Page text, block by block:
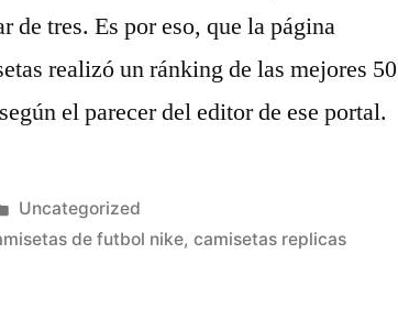
de tres. Es por eso, que la página
realizó un ránking de las mejores 50
el parecer del editor de ese portal.
Publicado
en
Uncategorized
de futbol nike,camisetas replicas